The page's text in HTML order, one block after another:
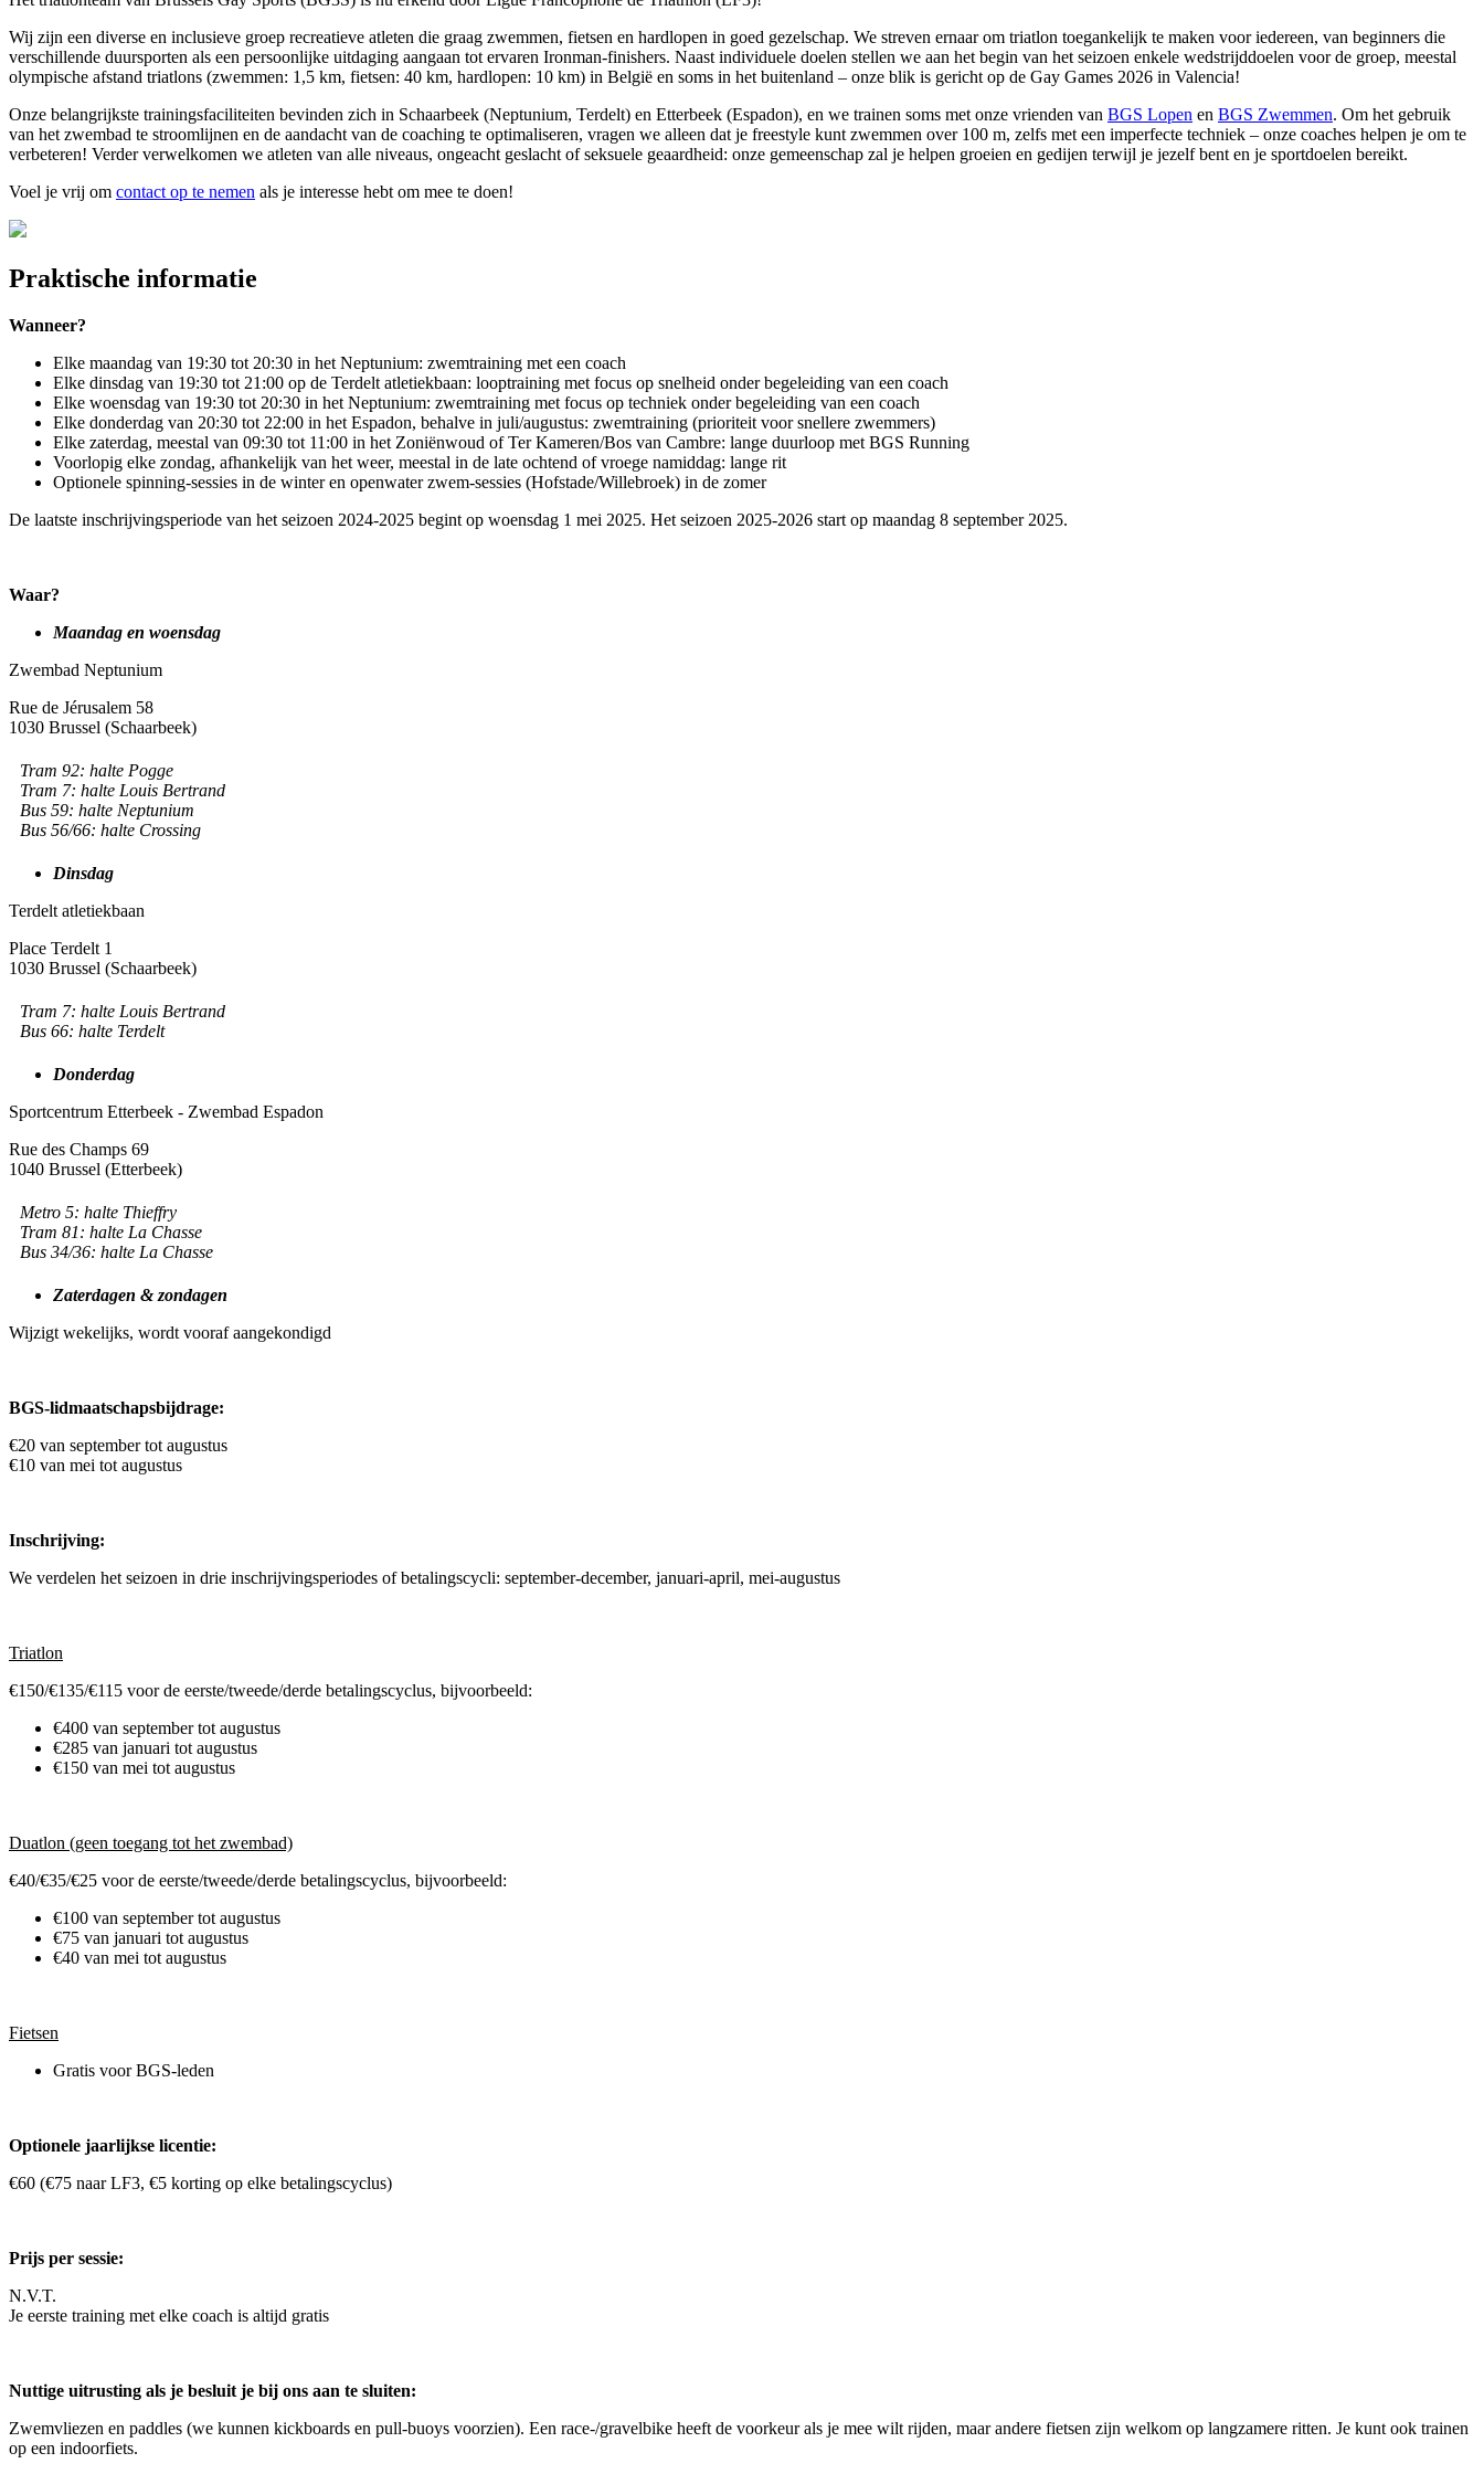
Wij zijn een diverse en inclusieve groep recreatieve atleten die graag zwemmen, fietsen en hardlopen in goed gezelschap. We streven ernaar om triatlon toegankelijk te maken voor iedereen, van beginners die
verschillende duursporten als een persoonlijke uitdaging aangaan tot ervaren Ironman-finishers. Naast individuele doelen stellen we aan het begin van het seizoen enkele wedstrijddoelen voor de groep, meestal
olympische afstand triatlons (zwemmen: 1,5 km, fietsen: 40 km, hardlopen: 10 km) in België en soms in het buitenland – onze blik is gericht op de Gay Games 2026 in Valencia!
Onze belangrijkste trainingsfaciliteiten bevinden zich in Schaarbeek (Neptunium, Terdelt) en Etterbeek (Espadon), en we trainen soms met onze vrienden van BGS Lopen en BGS Zwemmen. Om het gebruik
van het zwembad te stroomlijnen en de aandacht van de coaching te optimaliseren, vragen we alleen dat je freestyle kunt zwemmen over 100 m, zelfs met een imperfecte techniek – onze coaches helpen je om te
verbeteren! Verder verwelkomen we atleten van alle niveaus, ongeacht geslacht of seksuele geaardheid: onze gemeenschap zal je helpen groeien en gedijen terwijl je jezelf bent en je sportdoelen bereikt.
Voel je vrij om contact op te nemen als je interesse hebt om mee te doen!
Praktische informatie
Wanneer?
Elke maandag van 19:30 tot 20:30 in het Neptunium: zwemtraining met een coach
Elke dinsdag van 19:30 tot 21:00 op de Terdelt atletiekbaan: looptraining met focus op snelheid onder begeleiding van een coach
Elke woensdag van 19:30 tot 20:30 in het Neptunium: zwemtraining met focus op techniek onder begeleiding van een coach
Elke donderdag van 20:30 tot 22:00 in het Espadon, behalve in juli/augustus: zwemtraining (prioriteit voor snellere zwemmers)
Elke zaterdag, meestal van 09:30 tot 11:00 in het Zoniënwoud of Ter Kameren/Bos van Cambre: lange duurloop met BGS Running
Voorlopig elke zondag, afhankelijk van het weer, meestal in de late ochtend of vroege namiddag: lange rit
Optionele spinning-sessies in de winter en openwater zwem-sessies (Hofstade/Willebroek) in de zomer
De laatste inschrijvingsperiode van het seizoen 2024-2025 begint op woensdag 1 mei 2025. Het seizoen 2025-2026 start op maandag 8 september 2025.
Waar?
Maandag en woensdag
Zwembad Neptunium
Rue de Jérusalem 58
1030 Brussel (Schaarbeek)
Tram 92: halte Pogge
Tram 7: halte Louis Bertrand
Bus 59: halte Neptunium
Bus 56/66: halte Crossing
Dinsdag
Terdelt atletiekbaan
Place Terdelt 1
1030 Brussel (Schaarbeek)
Tram 7: halte Louis Bertrand
Bus 66: halte Terdelt
Donderdag
Sportcentrum Etterbeek - Zwembad Espadon
Rue des Champs 69
1040 Brussel (Etterbeek)
Metro 5: halte Thieffry
Tram 81: halte La Chasse
Bus 34/36: halte La Chasse
Zaterdagen & zondagen
Wijzigt wekelijks, wordt vooraf aangekondigd
BGS-lidmaatschapsbijdrage:
€20 van september tot augustus
€10 van mei tot augustus
Inschrijving:
We verdelen het seizoen in drie inschrijvingsperiodes of betalingscycli: september-december, januari-april, mei-augustus
Triatlon
€150/€135/€115 voor de eerste/tweede/derde betalingscyclus, bijvoorbeeld:
€400 van september tot augustus
€285 van januari tot augustus
€150 van mei tot augustus
Duatlon (geen toegang tot het zwembad)
€40/€35/€25 voor de eerste/tweede/derde betalingscyclus, bijvoorbeeld:
€100 van september tot augustus
€75 van januari tot augustus
€40 van mei tot augustus
Fietsen
Gratis voor BGS-leden
Optionele jaarlijkse licentie:
€60 (€75 naar LF3, €5 korting op elke betalingscyclus)
Prijs per sessie:
N.V.T.
Je eerste training met elke coach is altijd gratis
Nuttige uitrusting als je besluit je bij ons aan te sluiten:
Zwemvliezen en paddles (we kunnen kickboards en pull-buoys voorzien). Een race-/gravelbike heeft de voorkeur als je mee wilt rijden, maar andere fietsen zijn welkom op langzamere ritten. Je kunt ook trainen
op een indoorfiets.